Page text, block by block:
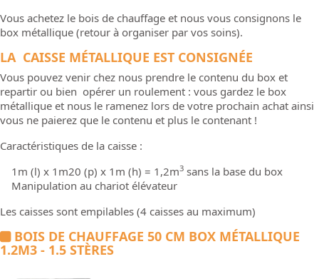
Vous achetez le bois de chauffage et nous vous consignons le
box métallique (retour à organiser par vos soins).
LA CAISSE MÉTALLIQUE EST CONSIGNÉE
Vous pouvez venir chez nous prendre le contenu du box et
repartir ou bien opérer un roulement : vous gardez le box
métallique et nous le ramenez lors de votre prochain achat ainsi
vous ne paierez que le contenu et plus le contenant !
Caractéristiques de la caisse :
1m (l) x 1m20 (p) x 1m (h) = 1,2m3 sans la base du box
Manipulation au chariot élévateur
Les caisses sont empilables (4 caisses au maximum)
BOIS DE CHAUFFAGE 50 CM BOX MÉTALLIQUE
1.2M3 - 1.5 STÈRES